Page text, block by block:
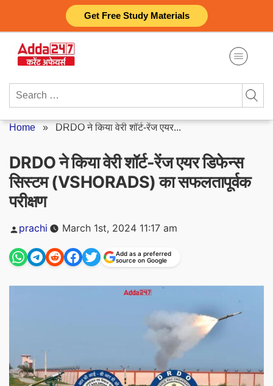
Get Free Study Materials
content
Search
Home » DRDO ने किया वेरी शॉर्ट-रेंज एयर...
DRDO ने किया वेरी शॉर्ट-रेंज एयर डिफेन्स
सिस्टम (VSHORADS) का सफलतापूर्वक
परीक्षण
Posted
by
prachi March 1st, 2024 11:17 am
Add as a preferred
source on Google